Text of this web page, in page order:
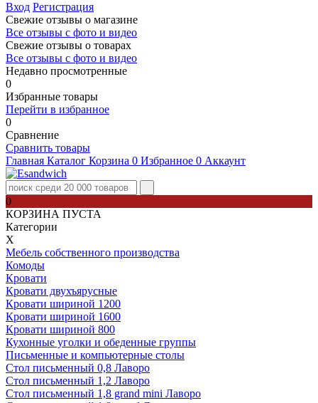
Вход Регистрация
Свежие отзывы о магазине
Все отзывы с фото и видео
Свежие отзывы о товарах
Все отзывы c фото и видео
Недавно просмотренные
0
Избранные товары
Перейти в избранное
0
Сравнение
Сравнить товары
Главная Каталог Корзина 0 Избранное 0 Аккаунт
0
КОРЗИНА ПУСТА
Категории
Х
Мебель собственного производства
Комоды
Кровати
Кровати двухъярусные
Кровати шириной 1200
Кровати шириной 1600
Кровати шириной 800
Кухонные уголки и обеденные группы
Письменные и компьютерные столы
Стол письменный 0,8 Лаворо
Стол письменный 1,2 Лаворо
Стол письменный 1,8 grand mini Лаворо